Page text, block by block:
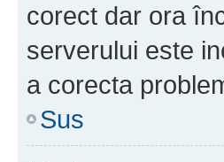
corect dar ora
serverului este
a corecta
Sus